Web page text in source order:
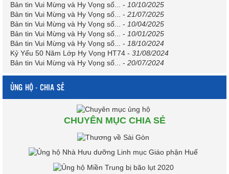
Bản tin Vui Mừng và Hy Vọng số...
- 10/10/2025
Bản tin Vui Mừng và Hy Vọng số...
- 21/07/2025
Bản tin Vui Mừng và Hy Vọng số...
- 10/04/2025
Bản tin Vui Mừng và Hy Vọng số...
- 10/01/2025
Bản tin Vui Mừng và Hy Vọng số...
- 18/10/2024
Kỷ Yếu 50 Năm Lớp Hy Vọng HT74 - 31/08/2024
Bản tin Vui Mừng và Hy Vọng số...
- 20/07/2024
ỦNG HỘ - CHIA SẺ
CHUYÊN MỤC CHIA SẺ